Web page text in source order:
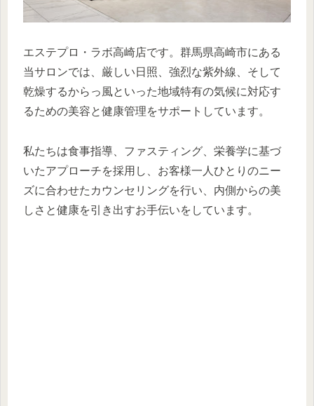
エステプロ・ラボ高崎店です。群馬県高崎市にある
当サロンでは、厳しい日照、強烈な紫外線、そして
乾燥するからっ風といった地域特有の気候に対応す
るための美容と健康管理をサポートしています。
私たちは食事指導、ファスティング、栄養学に基づ
いたアプローチを採用し、お客様一人ひとりのニー
ズに合わせたカウンセリングを行い、内側からの美
しさと健康を引き出すお手伝いをしています。